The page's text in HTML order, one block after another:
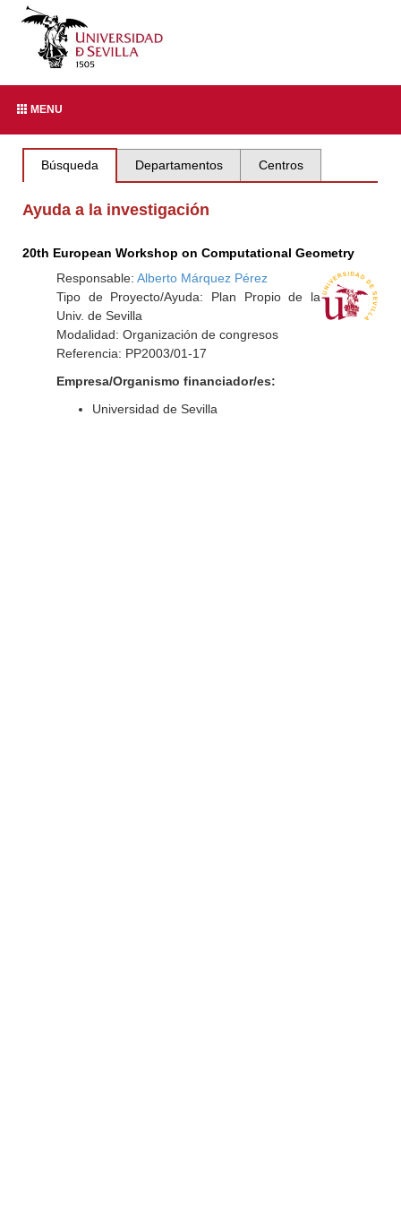
MENU
Búsqueda Departamentos Centros
Ayuda a la investigación
20th European Workshop on Computational Geometry
Responsable: Alberto Márquez Pérez
Tipo de Proyecto/Ayuda: Plan Propio de la
Univ. de Sevilla
Modalidad: Organización de congresos
Referencia: PP2003/01-17
Empresa/Organismo financiador/es:
Universidad de Sevilla